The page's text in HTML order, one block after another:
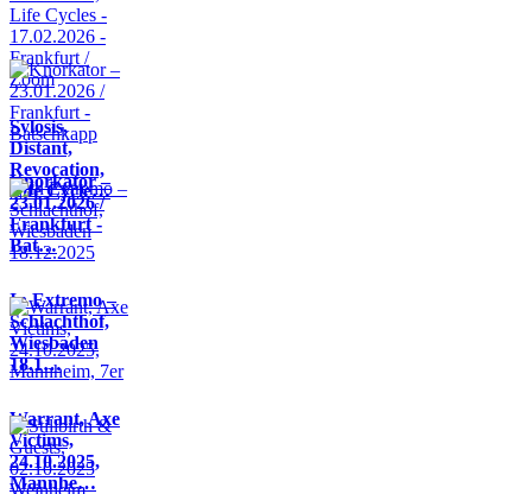
Sylosis,
Distant,
Revocation,
Life Cycle…
Knorkator –
23.01.2026 /
Frankfurt -
Bat…
In Extremo –
Schlachthof,
Wiesbaden
18.1…
Warrant, Axe
Victims,
24.10.2025,
Mannhe…